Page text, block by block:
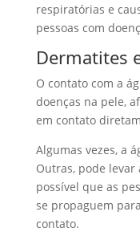
respiratórias e
pessoas com
Dermatites
O contato com a
doenças na pele,
em contato
Algumas vezes, a
Outras, pode levar
possível que as
se propaguem
contato.